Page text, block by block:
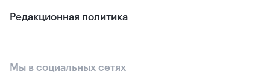
Редакционная политика
Мы в социальных сетях